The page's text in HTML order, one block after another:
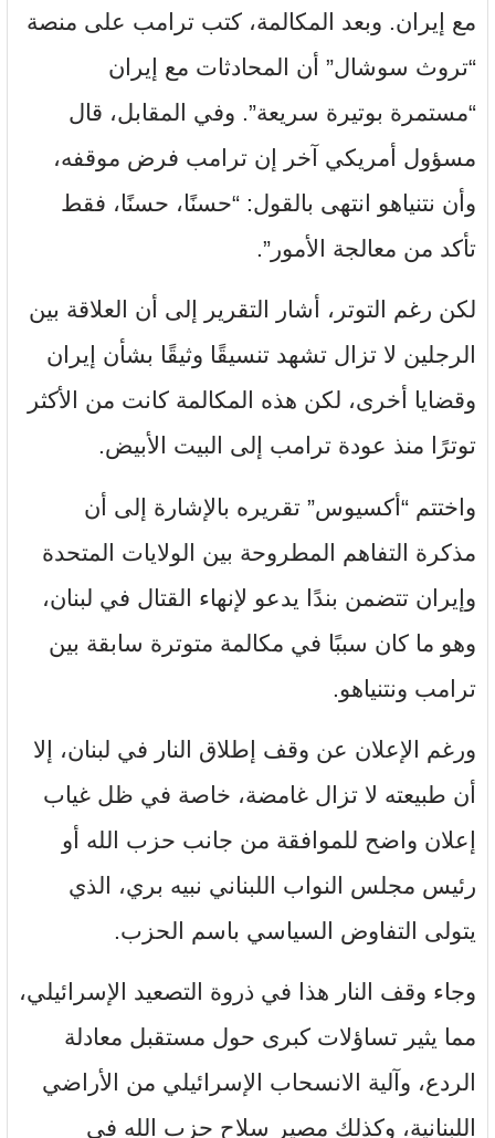
مع إيران. وبعد المكالمة، كتب ترامب على منصة
“تروث سوشال” أن المحادثات مع إيران
“مستمرة بوتيرة سريعة”. وفي المقابل، قال
مسؤول أمريكي آخر إن ترامب فرض موقفه،
وأن نتنياهو انتهى بالقول: “حسنًا، حسنًا، فقط
تأكد من معالجة الأمور”.
لكن رغم التوتر، أشار التقرير إلى أن العلاقة بين
الرجلين لا تزال تشهد تنسيقًا وثيقًا بشأن إيران
وقضايا أخرى، لكن هذه المكالمة كانت من الأكثر
توترًا منذ عودة ترامب إلى البيت الأبيض.
واختتم “أكسيوس” تقريره بالإشارة إلى أن
مذكرة التفاهم المطروحة بين الولايات المتحدة
وإيران تتضمن بندًا يدعو لإنهاء القتال في لبنان،
وهو ما كان سببًا في مكالمة متوترة سابقة بين
ترامب ونتنياهو.
ورغم الإعلان عن وقف إطلاق النار في لبنان، إلا
أن طبيعته لا تزال غامضة، خاصة في ظل غياب
إعلان واضح للموافقة من جانب حزب الله أو
رئيس مجلس النواب اللبناني نبيه بري، الذي
يتولى التفاوض السياسي باسم الحزب.
وجاء وقف النار هذا في ذروة التصعيد الإسرائيلي،
مما يثير تساؤلات كبرى حول مستقبل معادلة
الردع، وآلية الانسحاب الإسرائيلي من الأراضي
اللبنانية، وكذلك مصير سلاح حزب الله في